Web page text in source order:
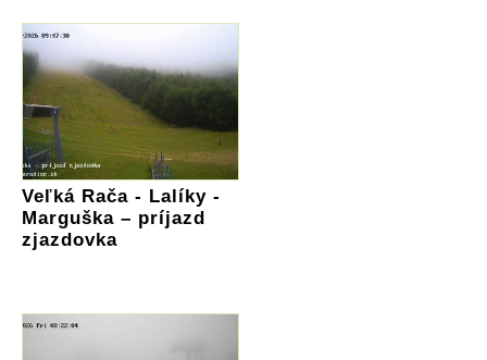
Veľká Rača - Lalíky -
Marguška – príjazd
zjazdovka